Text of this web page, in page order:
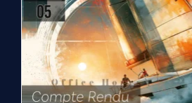
Compte rendu
du 05